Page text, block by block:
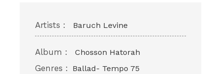
Artists : Baruch Levine
Album : Chosson Hatorah
Genres : Ballad- Tempo 75